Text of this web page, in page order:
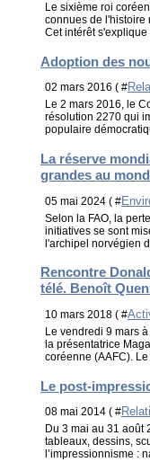
Le sixième roi
connues de l'histoire
Cet intérêt
Adoption des
02 mars 2016 ( #
Le 2 mars 2016, le
résolution 2270 qui
populaire
La réserve
grandes au
05 mai 2024 ( #
Selon la FAO, la
initiatives se sont
l'archipel norvégien
Rencontre
télé. Benoît
10 mars 2018 ( #
Le vendredi 9 mars
la présentatrice
coréenne (AAFC).
Le post-
08 mai 2014 ( #
Du 3 mai au 31 août
tableaux, dessins,
l’impressionnisme :